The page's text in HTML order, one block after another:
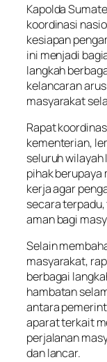
Kapolda
koordinasi
kesiapan
ini menjadi
langkah
kelancaran
masyarakat
Rapat
kementerian,
seluruh
pihak berupaya
kerja agar
secara
aman bagi
Selain
masyarakat,
berbagai
hambatan
antara
aparat terkait
perjalanan
dan lancar.